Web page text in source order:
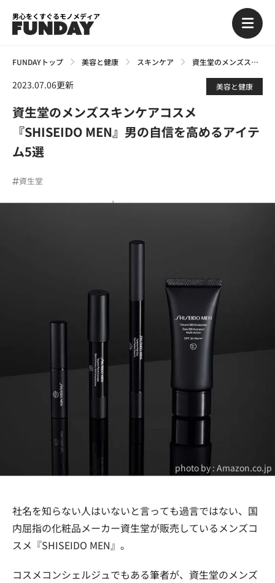
男心をくすぐるモノメディア
FUNDAYトップ 美容と健康 スキンケア 資生堂のメンズスキンケアコスメ『SHISEIDO MEN』男の自信を高めるアイテム5選
2023.07.06更新 美容と健康
資生堂のメンズスキンケアコスメ
『SHISEIDO MEN』男の自信を高めるアイテ
ム5選
資生堂
photo by : Amazon.co.jp
社名を知らない人はいないと言っても過言ではない、国
内屈指の化粧品メーカー資生堂が販売しているメンズコ
スメ『SHISEIDO MEN』。
コスメコンシェルジュでもある筆者が、資生堂のメンズ